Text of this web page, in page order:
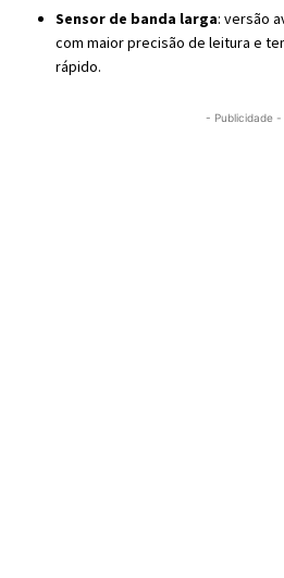
Sensor de banda larga: versão
com maior precisão de leitura e
rápido.
- Publicidade -